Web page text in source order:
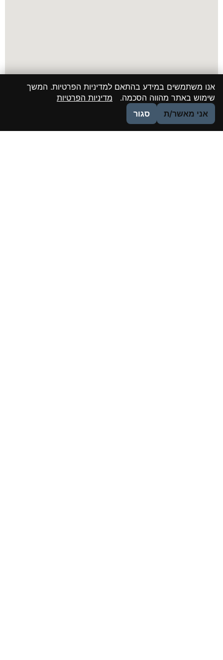
אנו משתמשים במידע בהתאם למדיניות הפרטיות. המשך
שימוש באתר מהווה הסכמה. מדיניות הפרטיות
אני מאשר/ת
סגור